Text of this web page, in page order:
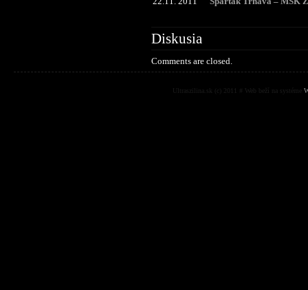
Diskusia
Comments are closed.
Ultraszilina.sk (c) 2011 # Web beží na systéme